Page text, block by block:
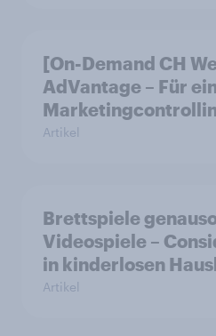
[On-Demand CH
AdVantage – Für
Artikel
Brettspiele
Videospiele –
in kinderlosen
Artikel